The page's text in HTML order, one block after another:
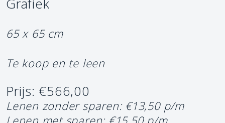
Grafiek
65 x 65 cm
Te koop en te leen
Prijs: €566,00
Lenen zonder sparen: €13,50 p/m